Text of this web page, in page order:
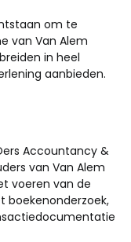
om te
van Van Alem
in heel
aanbieden.
Accountancy &
van Van Alem
voeren van de
boekenonderzoek,